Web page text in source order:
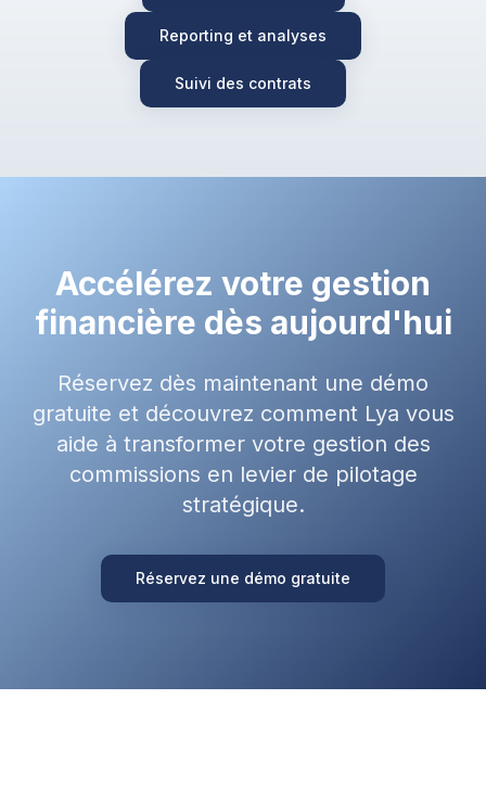
Reporting et analyses
Suivi des contrats
Accélérez votre gestion
financière dès aujourd'hui
Réservez dès maintenant une démo
gratuite et découvrez comment Lya vous
aide à transformer votre gestion des
commissions en levier de pilotage
stratégique.
Réservez une démo gratuite